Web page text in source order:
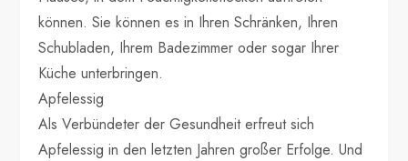
können. Sie können es in Ihren Schränken, Ihren
Schubladen, Ihrem Badezimmer oder sogar Ihrer
Küche unterbringen.
Apfelessig
Als Verbündeter der Gesundheit erfreut sich
Apfelessig in den letzten Jahren großer Erfolge. Und